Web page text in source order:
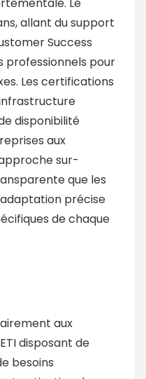
allant du support
Success
professionnels pour
Les certifications
disponibilité
aux
sur-
que les
précise
de chaque
aux
disposant de
besoins